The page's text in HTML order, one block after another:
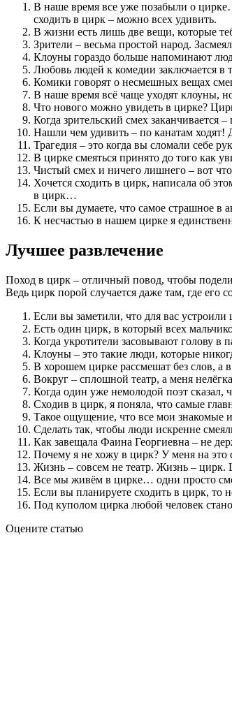
В наше время все уже позабыли о
сходить в цирк – можно всех удивить.
В жизни есть лишь две вещи, которые
Зрители – весьма простой народ.
Клоуны гораздо больше напоминают
Любовь людей к комедии заключается в
Комики говорят о несмешных вещах
В наше время всё чаще уходят клоуны,
Что нового можно увидеть в цирке?
Когда зрительский смех заканчивается
Нашли чем удивить – по канатам
Трагедия – это когда вы сломали себе
В цирке смеяться принято до того как
Чистый смех и ничего лишнего – вот
Хочется сходить в цирк, написала об
в цирк…
Если вы думаете, что самое страшное в
К несчастью в нашем цирке я
Лучшее развлечение
Поход в цирк – отличный повод, чтобы
Ведь цирк порой случается даже там, где его
Если вы заметили, что для вас
Есть один цирк, в который всех
Когда укротители засовывают голову в
Клоуны – это такие люди, которые
В хорошем цирке рассмешат без слов,
Вокруг – сплошной театр, а меня
Когда один уже немолодой поэт сказал,
Сходив в цирк, я поняла, что самые
Такое ощущение, что все мои знакомые
Сделать так, чтобы люди искренне
Как завещала Фаина Георгиевна – не
Почему я не хожу в цирк? У меня на это
Жизнь – совсем не театр. Жизнь – цирк.
Все мы живём в цирке… одни просто
Если вы планируете сходить в цирк,
Под куполом цирка любой человек
Оцените статью